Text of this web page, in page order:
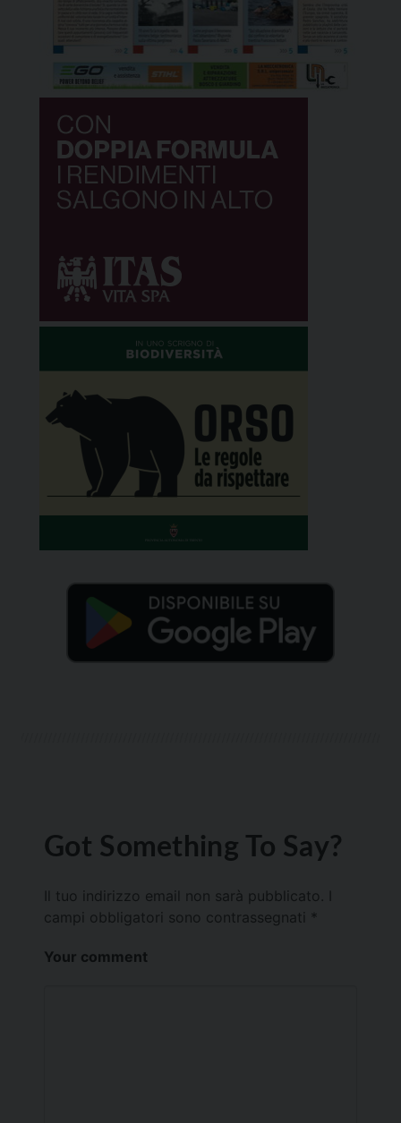
Got Something To Say?
Il tuo indirizzo email non sarà pubblicato.
campi obbligatori sono contrassegnati *
Your comment